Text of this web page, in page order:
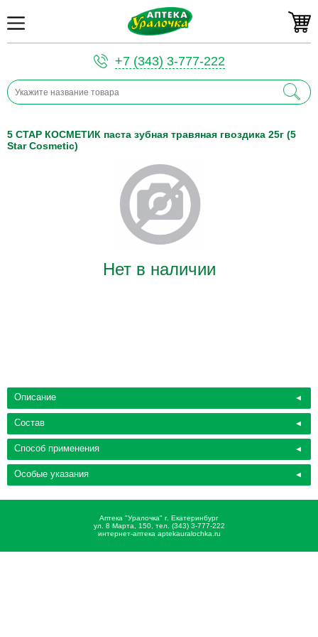
+7 (343) 3-777-222
5 СТАР КОСМЕТИК паста зубная травяная гвоздика 25г (5
Star Cosmetic)
Нет в наличии
Описание
Состав
Способ применения
Особые указания
Аптека "Уралочка" г. Екатеринбург
ул. 8 Марта, 150, тел. (343) 3-777-222
интернет-аптека aptekauralochka.ru